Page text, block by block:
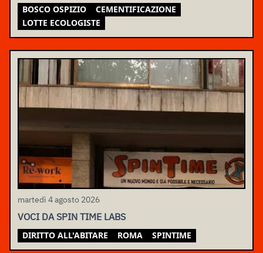
BOSCO OSPIZIO
CEMENTIFICAZIONE
LOTTE ECOLOGISTE
martedì 4 agosto 2026
VOCI DA SPIN TIME LABS
DIRITTO ALL'ABITARE ROMA SPINTIME